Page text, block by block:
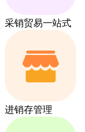
采销贸易一站式
进销存管理